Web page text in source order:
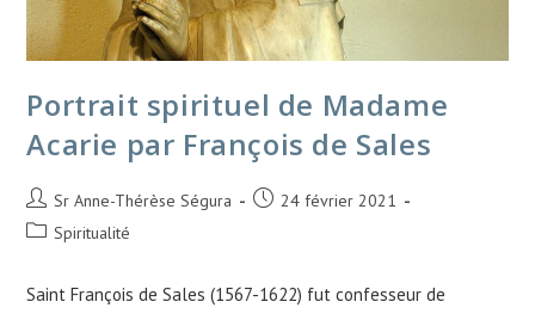
Portrait spirituel de Madame
Acarie par François de Sales
Sr Anne-Thérèse Ségura
24 février 2021
Spiritualité
Saint François de Sales (1567-1622) fut confesseur de